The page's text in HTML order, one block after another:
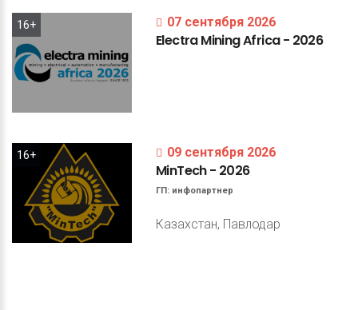
16+ 07 сентября 2026
ElectraMiningAfrica- 2026
16+ 09 сентября 2026
MinTech- 2026
ГП: инфопартнер
Казахстан, Павлодар